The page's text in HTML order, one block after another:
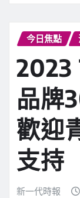
今日焦點
2023
品牌
歡迎
支持
新一代時報